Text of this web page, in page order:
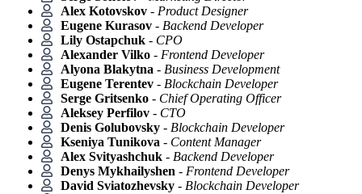
Alex Kotovskov - Product Designer
Eugene Kurasov - Backend Developer
Lily Ostapchuk - CPO
Alexander Vilko - Frontend Developer
Alyona Blakytna - Business Development
Eugene Terentev - Blockchain Developer
Serge Gritsenko - Chief Operating Officer
Aleksey Perfilov - CTO
Denis Golubovsky - Blockchain Developer
Kseniya Tunikova - Content Manager
Alex Svityashchuk - Backend Developer
Denys Mykhailyshen - Frontend Developer
David Sviatozhevsky - Blockchain Developer